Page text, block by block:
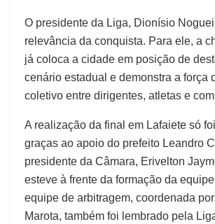
O presidente da Liga, Dionísio
relevância da conquista. Para ele, a
já coloca a cidade em posição de
cenário estadual e demonstra a força
coletivo entre dirigentes, atletas e
A realização da final em Lafaiete só
graças ao apoio do prefeito Leandro
presidente da Câmara, Erivelton
esteve à frente da formação da
equipe de arbitragem, coordenada
Marota, também foi lembrado pela